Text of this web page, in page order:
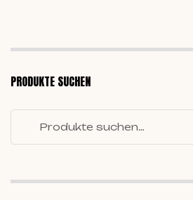
PRODUKTE SUCHEN